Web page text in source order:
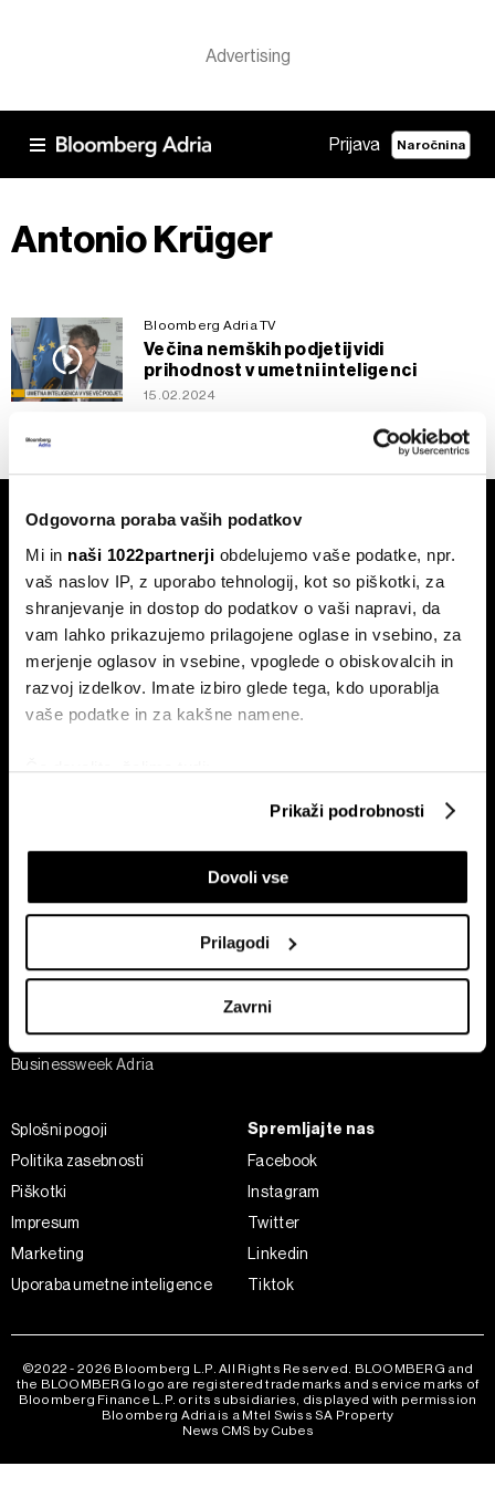
Odgovorna poraba vaših podatkov
Mi in naši 1022partnerji obdelujemo vaše podatke, npr.
vaš naslov IP, z uporabo tehnologij, kot so piškotki, za
shranjevanje in dostop do podatkov o vaši napravi, da
vam lahko prikazujemo prilagojene oglase in vsebino, za
merjenje oglasov in vsebine, vpoglede o obiskovalcih in
razvoj izdelkov. Imate izbiro glede tega, kdo uporablja
vaše podatke in za kakšne namene.
Če dovolite, želimo tudi:
Zbirati informacije o vaši geografski lokaciji, ki so
Identificirati napravo z aktivnim preverjanjem
lastnosti (odčitavanje prstnih odtisov)
Poglejte si še, kako se obdelujejo vaši osebni podatki in
nastavite svoje preference v
razdelku o podrobnostih
iz Izjave o piškotkih.
Skupni upravljavci obdelave so HD-WIN ARENA SPORT
d.o.o. inPartnerji
zasebnosti
, o piškotkih in drugih podobnih tehnologijah
kliknete možnost »Prikaži podrobnosti«. Privolitev lahko
kadar koli prekličete brez kakršnih koli posledic.
Prikaži podrobnosti
Dovoli vse
Prilagodi
Zavrni
Prijava Naročnina
Antonio Krüger
Bloomberg Adria TV
Večina nemških podjetij vidi
prihodnost v umetni inteligenci
15.02.2024
Naročite se na e-
pismo
Finančni trgi
Tehnologija
Šport
Adria Insight
Businessweek Adria
Bloomberg Adria dogodki
Splošni pogoji
Politika zasebnosti
Piškotki
Impresum
Marketing
Uporaba umetne inteligence
Spremljajte nas
Facebook
Instagram
Twitter
Linkedin
Tiktok
©2022 - 2026 Bloomberg L.P. All Rights Reserved. BLOOMBERG and
the BLOOMBERG logo are registered trademarks and service marks of
Bloomberg Finance L.P. or its subsidiaries, displayed with permission
Bloomberg Adria is a Mtel Swiss SA Property
News CMS by Cubes